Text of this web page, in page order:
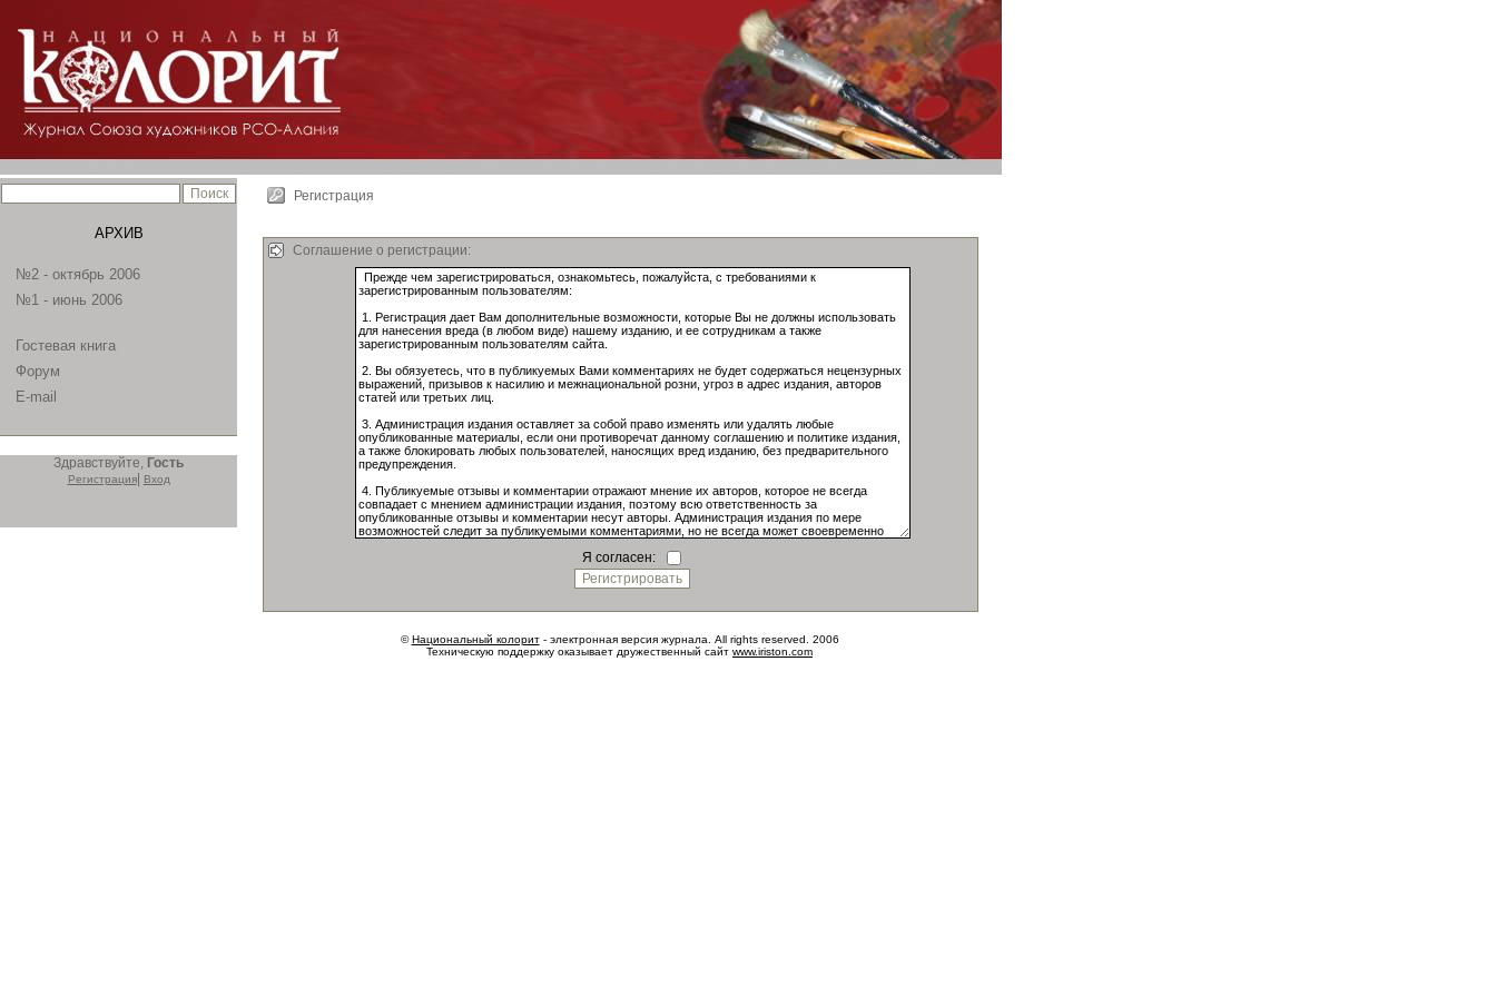
АРХИВ
№2 - октябрь 2006
№1 - июнь 2006
Гостевая книга
Форум
E-mail
Здравствуйте, Гость
Регистрация| Вход
Регистрация
Соглашение о регистрации:
Я согласен:
©Национальный колорит- электронная версия журнала. All rights reserved. 2006
Техническую поддержку оказывает дружественный сайт www.iriston.com